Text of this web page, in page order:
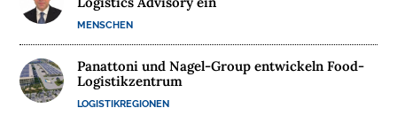
W
E
B
MENSCHEN
Panattoni und Nagel-Group entwickeln Food-
Logistikzentrum
LOGISTIKREGIONEN